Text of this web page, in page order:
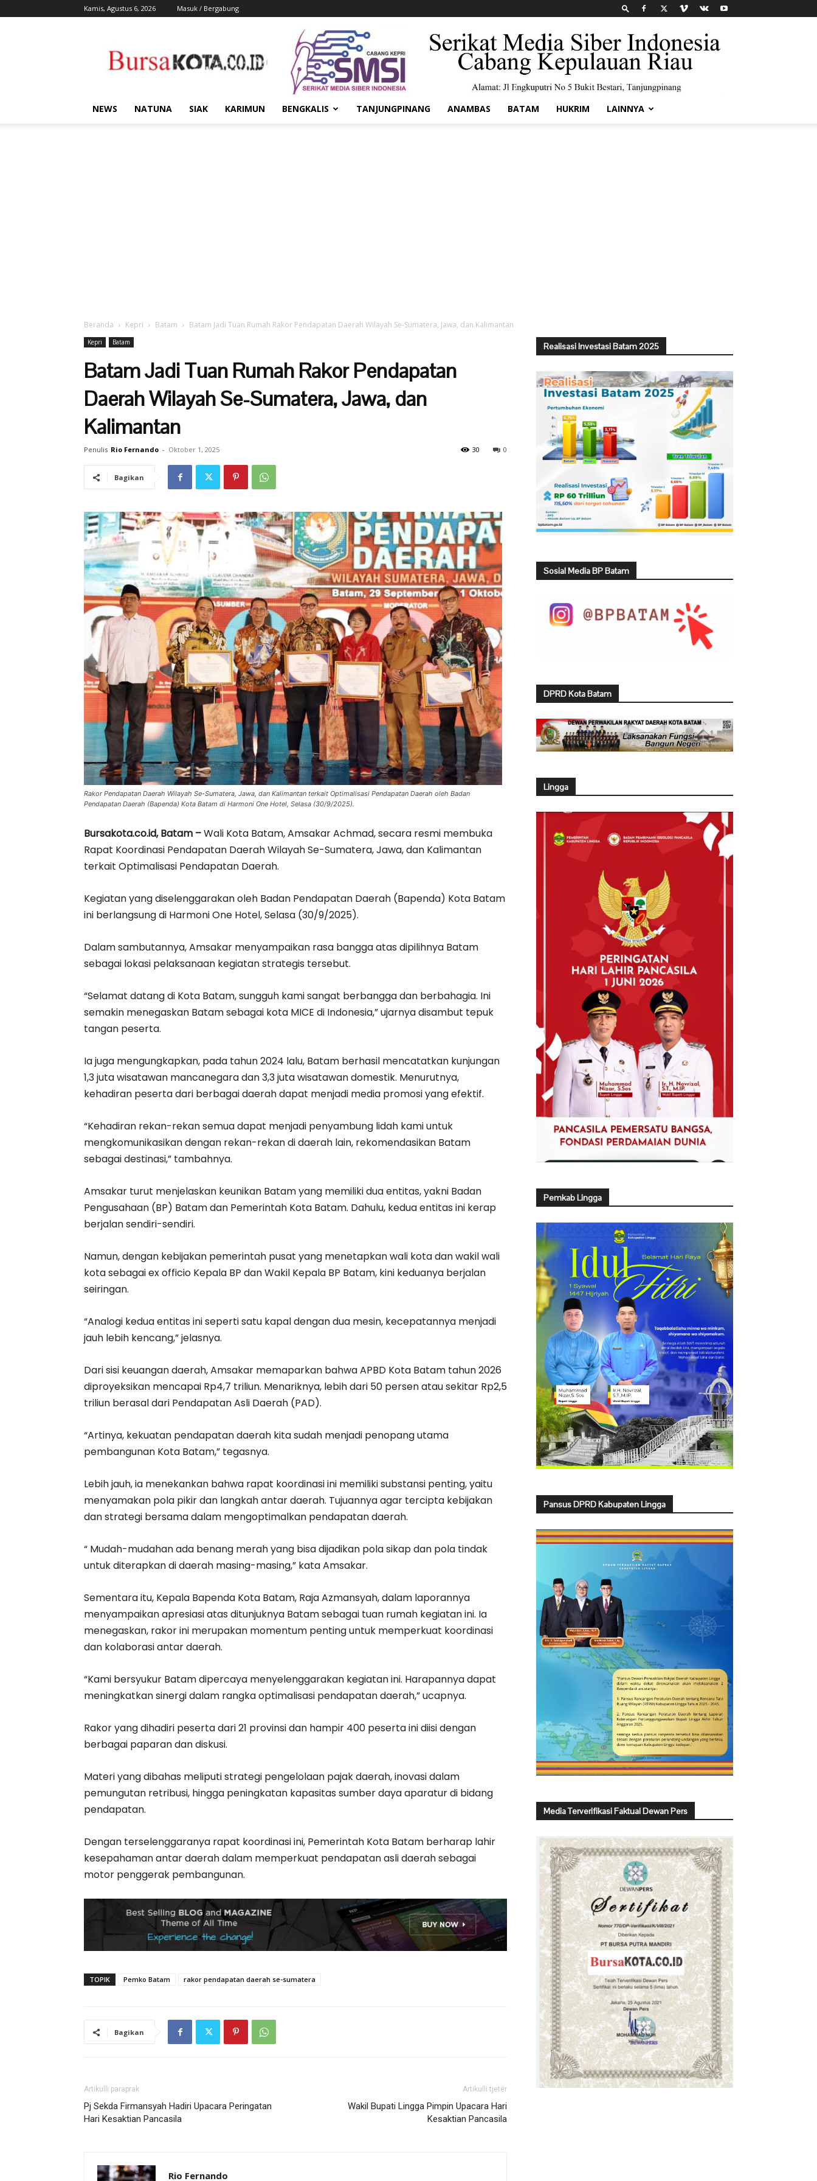
Kamis, Agustus 6, 2026 Masuk / Bergabung
Kota
NEWS NATUNA SIAK KARIMUN BENGKALIS TANJUNGPINANG ANAMBAS BATAM HUKRIM LAINNYA
Beranda Kepri Batam Batam Jadi Tuan Rumah Rakor Pendapatan Daerah Wilayah Se-Sumatera, Jawa, dan Kalimantan
Kepri Batam
Batam Jadi Tuan Rumah Rakor Pendapatan
Daerah Wilayah Se-Sumatera, Jawa, dan
Kalimantan
Penulis Rio Fernando - Oktober 1, 2025 0
30
Bagikan
Rakor Pendapatan Daerah Wilayah Se-Sumatera, Jawa, dan Kalimantan terkait Optimalisasi Pendapatan Daerah oleh Badan
Pendapatan Daerah (Bapenda) Kota Batam di Harmoni One Hotel, Selasa (30/9/2025).
Bursakota.co.id, Batam –Wali Kota Batam, Amsakar Achmad, secara resmi membuka
Rapat Koordinasi Pendapatan Daerah Wilayah Se-Sumatera, Jawa, dan Kalimantan
terkait Optimalisasi Pendapatan Daerah.
Kegiatan yang diselenggarakan oleh Badan Pendapatan Daerah (Bapenda) Kota Batam
ini berlangsung di Harmoni One Hotel, Selasa (30/9/2025).
Dalam sambutannya, Amsakar menyampaikan rasa bangga atas dipilihnya Batam
sebagai lokasi pelaksanaan kegiatan strategis tersebut.
“Selamat datang di Kota Batam, sungguh kami sangat berbangga dan berbahagia. Ini
semakin menegaskan Batam sebagai kota MICE di Indonesia,” ujarnya disambut tepuk
tangan peserta.
Ia juga mengungkapkan, pada tahun 2024 lalu, Batam berhasil mencatatkan kunjungan
1,3 juta wisatawan mancanegara dan 3,3 juta wisatawan domestik. Menurutnya,
kehadiran peserta dari berbagai daerah dapat menjadi media promosi yang efektif.
“Kehadiran rekan-rekan semua dapat menjadi penyambung lidah kami untuk
mengkomunikasikan dengan rekan-rekan di daerah lain, rekomendasikan Batam
sebagai destinasi,” tambahnya.
Amsakar turut menjelaskan keunikan Batam yang memiliki dua entitas, yakni Badan
Pengusahaan (BP) Batam dan Pemerintah Kota Batam. Dahulu, kedua entitas ini kerap
berjalan sendiri-sendiri.
Namun, dengan kebijakan pemerintah pusat yang menetapkan wali kota dan wakil wali
kota sebagai ex officio Kepala BP dan Wakil Kepala BP Batam, kini keduanya berjalan
seiringan.
“Analogi kedua entitas ini seperti satu kapal dengan dua mesin, kecepatannya menjadi
jauh lebih kencang,” jelasnya.
Dari sisi keuangan daerah, Amsakar memaparkan bahwa APBD Kota Batam tahun 2026
diproyeksikan mencapai Rp4,7 triliun. Menariknya, lebih dari 50 persen atau sekitar Rp2,5
triliun berasal dari Pendapatan Asli Daerah (PAD).
“Artinya, kekuatan pendapatan daerah kita sudah menjadi penopang utama
pembangunan Kota Batam,” tegasnya.
Lebih jauh, ia menekankan bahwa rapat koordinasi ini memiliki substansi penting, yaitu
menyamakan pola pikir dan langkah antar daerah. Tujuannya agar tercipta kebijakan
dan strategi bersama dalam mengoptimalkan pendapatan daerah.
“ Mudah-mudahan ada benang merah yang bisa dijadikan pola sikap dan pola tindak
untuk diterapkan di daerah masing-masing,” kata Amsakar.
Sementara itu, Kepala Bapenda Kota Batam, Raja Azmansyah, dalam laporannya
menyampaikan apresiasi atas ditunjuknya Batam sebagai tuan rumah kegiatan ini. Ia
menegaskan, rakor ini merupakan momentum penting untuk memperkuat koordinasi
dan kolaborasi antar daerah.
“Kami bersyukur Batam dipercaya menyelenggarakan kegiatan ini. Harapannya dapat
meningkatkan sinergi dalam rangka optimalisasi pendapatan daerah,” ucapnya.
Rakor yang dihadiri peserta dari 21 provinsi dan hampir 400 peserta ini diisi dengan
berbagai paparan dan diskusi.
Materi yang dibahas meliputi strategi pengelolaan pajak daerah, inovasi dalam
pemungutan retribusi, hingga peningkatan kapasitas sumber daya aparatur di bidang
pendapatan.
Dengan terselenggaranya rapat koordinasi ini, Pemerintah Kota Batam berharap lahir
kesepahaman antar daerah dalam memperkuat pendapatan asli daerah sebagai
motor penggerak pembangunan.
TOPIK Pemko Batam rakor pendapatan daerah se-sumatera
Bagikan
Artikulli paraprak
Pj Sekda Firmansyah Hadiri Upacara Peringatan
Hari Kesaktian Pancasila
Artikulli tjetër
Wakil Bupati Lingga Pimpin Upacara Hari
Kesaktian Pancasila
Rio Fernando
Realisasi Investasi Batam 2025
Sosial Media BP Batam
DPRD Kota Batam
Lingga
Pemkab Lingga
Pansus DPRD Kabupaten Lingga
Media Terverifikasi Faktual Dewan Pers